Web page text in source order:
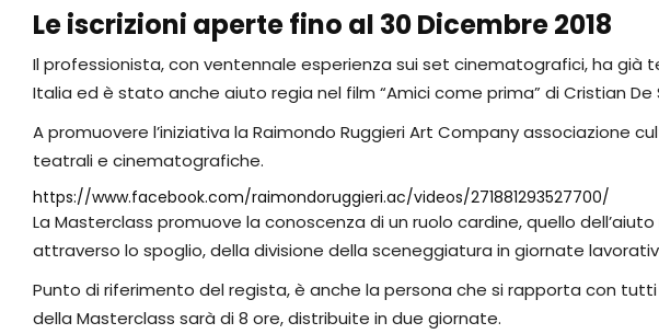
Le iscrizioni aperte fino al 30 Dicembre 2018
Il professionista, con ventennale esperienza sui set cinematografici, ha
Italia ed è stato anche aiuto regia nel film “Amici come prima” di Cristian De
A promuovere l’iniziativa la Raimondo Ruggieri Art Company associazione
teatrali e cinematografiche.
https://www.facebook.com/raimondoruggieri.ac/videos/271881293527700/
La Masterclass promuove la conoscenza di un ruolo cardine, quello
attraverso lo spoglio, della divisione della sceneggiatura in giornate
Punto di riferimento del regista, è anche la persona che si rapporta con
della Masterclass sarà di 8 ore, distribuite in due giornate.